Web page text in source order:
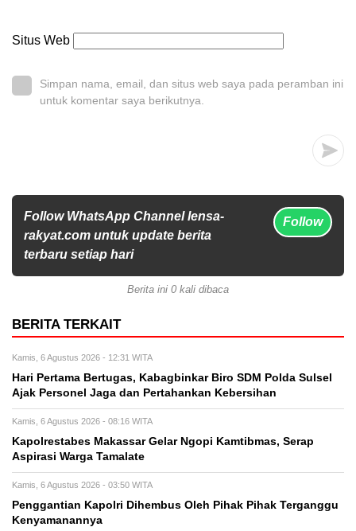
Situs Web
Simpan nama, email, dan situs web saya pada peramban ini
untuk komentar saya berikutnya.
Follow WhatsApp Channel lensa-
rakyat.com untuk update berita
terbaru setiap hari
Follow
Berita ini 0 kali dibaca
BERITA TERKAIT
Kamis, 6 Agustus 2026 - 12:31 WITA
Hari Pertama Bertugas, Kabagbinkar Biro SDM Polda Sulsel
Ajak Personel Jaga dan Pertahankan Kebersihan
Kamis, 6 Agustus 2026 - 08:16 WITA
Kapolrestabes Makassar Gelar Ngopi Kamtibmas, Serap
Aspirasi Warga Tamalate
Kamis, 6 Agustus 2026 - 03:50 WITA
Penggantian Kapolri Dihembus Oleh Pihak Pihak Terganggu
Kenyamanannya